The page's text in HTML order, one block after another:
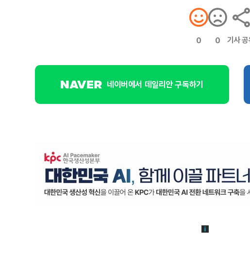
0 0 기사
네이버에서 데일리안 구독하기